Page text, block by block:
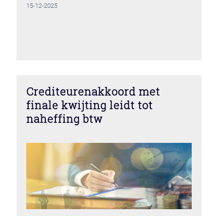
15-12-2025
Crediteurenakkoord met
finale kwijting leidt tot
naheffing btw